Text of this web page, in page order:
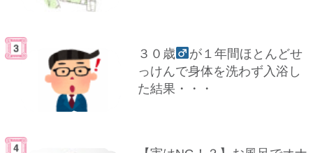
３０歳
が１年間ほとんどせ
っけんで身体を洗わず入浴し
た結果・・・